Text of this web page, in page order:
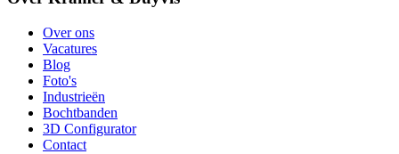
Over ons
Vacatures
Blog
Foto's
Industrieën
Bochtbanden
3D Configurator
Contact